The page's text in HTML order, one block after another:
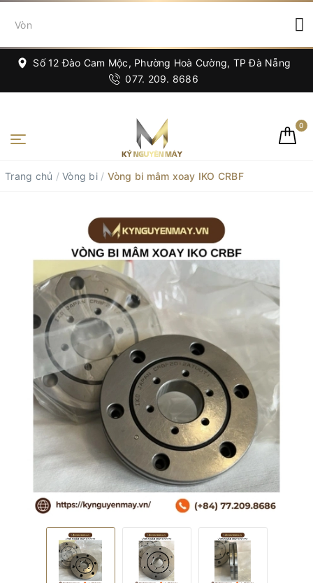
Số 12 Đào Cam Mộc, Phường Hoà Cường, TP Đà Nẵng
077. 209. 8686
0
Trang chủ / Vòng bi/ Vòng bi mâm xoay IKO CRBF